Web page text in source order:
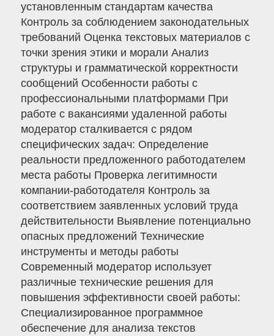
установленным стандартам качества
Контроль за соблюдением законодательных
требований Оценка текстовых материалов с
точки зрения этики и морали Анализ
структуры и грамматической корректности
сообщений Особенности работы с
профессиональными платформами При
работе с вакансиями удаленной работы
модератор сталкивается с рядом
специфических задач: Определение
реальности предложенного работодателем
места работы Проверка легитимности
компании-работодателя Контроль за
соответствием заявленных условий труда
действительности Выявление потенциально
опасных предложений Технические
инструменты и методы работы
Современный модератор использует
различные технические решения для
повышения эффективности своей работы:
Специализированное программное
обеспечение для анализа текстов